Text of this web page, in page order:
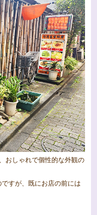
おしゃれで個性的な外観の
すが、既にお店の前には